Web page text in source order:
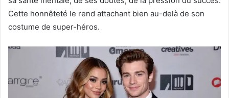
Cette honnêteté le rend attachant bien au-delà de son
costume de super-héros.